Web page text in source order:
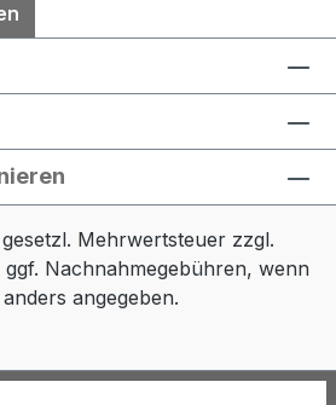
Mehrwertsteuer zzgl.
ggf. Nachnahmegebühren, wenn
angegeben.